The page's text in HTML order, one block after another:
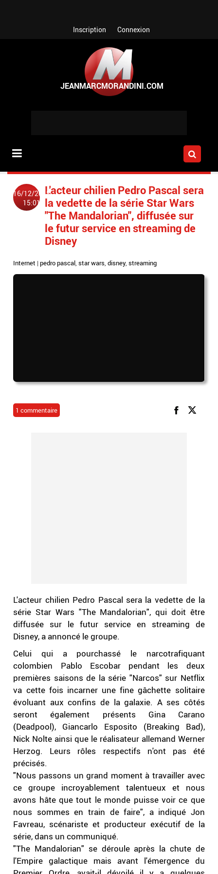
Inscription Connexion
16/12/2018
15:01
L'acteur chilien Pedro Pascal sera
la vedette de la série Star Wars
"The Mandalorian", diffusée sur
le futur service en streaming de
Disney
Internet |pedro pascal,star wars,disney,streaming
1 commentaire
L'acteur chilien Pedro Pascal sera la vedette de la
série Star Wars "The Mandalorian", qui doit être
diffusée sur le futur service en streaming de
Disney, a annoncé le groupe.
Celui qui a pourchassé le narcotrafiquant
colombien Pablo Escobar pendant les deux
premières saisons de la série "Narcos" sur Netflix
va cette fois incarner une fine gâchette solitaire
évoluant aux confins de la galaxie. A ses côtés
seront également présents Gina Carano
(Deadpool), Giancarlo Esposito (Breaking Bad),
Nick Nolte ainsi que le réalisateur allemand Werner
Herzog. Leurs rôles respectifs n'ont pas été
précisés.
"Nous passons un grand moment à travailler avec
ce groupe incroyablement talentueux et nous
avons hâte que tout le monde puisse voir ce que
nous sommes en train de faire", a indiqué Jon
Favreau, scénariste et producteur exécutif de la
série, dans un communiqué.
"The Mandalorian" se déroule après la chute de
l'Empire galactique mais avant l'émergence du